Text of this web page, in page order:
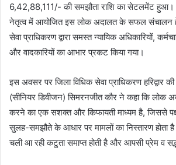
6,42,88,111/- की समझौता राशि का सेटलमेंट हुआ।
नेतृत्व में आयोजित इस लोक अदालत के सफल संचालन
सेवा प्राधिकरण द्वारा समस्त न्यायिक अधिकारियों,
और वादकारियों का आभार प्रकट किया गया।
इस अवसर पर जिला विधिक सेवा प्राधिकरण हरिद्वार
(सीनियर डिवीजन) सिमरनजीत कौर ने कहा कि लोक
करने का एक सशक्त और किफायती माध्यम है, जिससे
सुलह-समझौते के आधार पर मामलों का निस्तारण होता
चली आ रही कटुता समाप्त होती है और आपसी प्रेम व